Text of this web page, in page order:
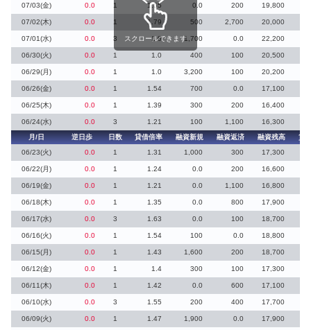
07/03(金) 0.0 1 1.55 0.0 200 19,800
07/02(木) 0.0 1 1.79 500 2,700 20,000
07/01(水) 0.0 3 1.0 1,700 0.0 22,200
06/30(火) 0.0 1 1.0 400 100 20,500
06/29(月) 0.0 1 1.0 3,200 100 20,200
06/26(金) 0.0 1 1.54 700 0.0 17,100
06/25(木) 0.0 1 1.39 300 200 16,400
06/24(水) 0.0 3 1.21 100 1,100
16,300
月/日
逆日歩 日数 貸借倍率 融資新規 融資返済 融資残高
貸
06/23(火)
0.0 1 1.31 1,000 300 17,300
06/22(月) 0.0 1 1.24 0.0 200 16,600
06/19(金) 0.0 1 1.21 0.0 1,100 16,800
06/18(木) 0.0 1 1.35 0.0 800 17,900
06/17(水) 0.0 3 1.63 0.0 100 18,700
06/16(火) 0.0 1 1.54 100 0.0 18,800
06/15(月) 0.0 1 1.43 1,600 200 18,700
06/12(金) 0.0 1 1.4 300 100 17,300
06/11(木) 0.0 1 1.42 0.0 600 17,100
06/10(水) 0.0 3 1.55 200 400 17,700
06/09(火) 0.0 1 1.47 1,900 0.0 17,900
スクロールできます